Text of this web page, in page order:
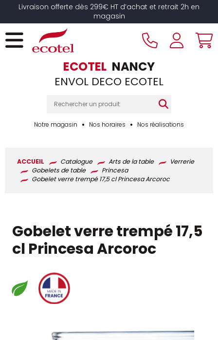
Livraison offerte dès 299€ HT d’achat et retrait 2h en
magasin
ECOTEL NANCY
ENVOL DECO ECOTEL
Notre magasin Nos horaires Nos réalisations
ACCUEIL Catalogue Arts de la table
Verrerie
Gobelets de table
Princesa
Gobelet verre trempé 17,5 cl Princesa Arcoroc
Gobelet verre trempé 17,5
cl Princesa Arcoroc
Panneau de gestion des cookies